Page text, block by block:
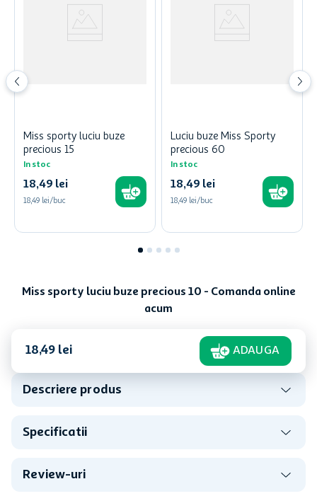
Miss sporty luciu buze
precious 15
In stoc
18,49 lei
18,49 lei/buc
Luciu buze Miss Sporty
precious 60
In stoc
18,49 lei
18,49 lei/buc
Miss sporty luciu buze precious 10 - Comanda online
acum
18,49 lei ADAUGA
Descriere produs
Specificatii
Review-uri